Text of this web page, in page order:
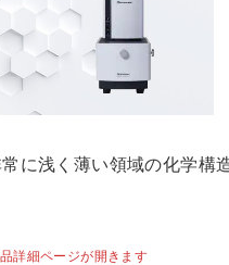
に浅く薄い領域の化学構
詳細ページが開きます